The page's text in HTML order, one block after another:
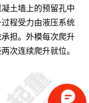
土墙上的预留孔中
程受力由液压系统
担。外模每次爬升
次连续爬升就位。